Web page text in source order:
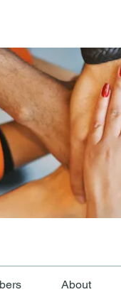
About